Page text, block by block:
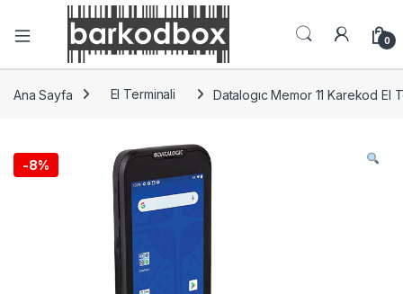
0
Ana Sayfa El Terminali Datalogıc Memor 11 Karekod El
-8%